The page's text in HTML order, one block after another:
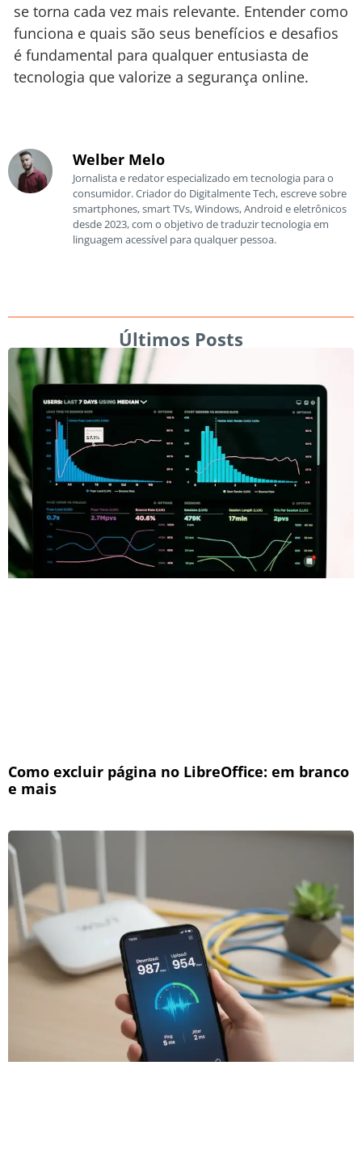
se torna cada vez mais relevante. Entender como
funciona e quais são seus benefícios e desafios
é fundamental para qualquer entusiasta de
tecnologia que valorize a segurança online.
Welber Melo
Jornalista e redator especializado em tecnologia para o
consumidor. Criador do Digitalmente Tech, escreve sobre
smartphones, smart TVs, Windows, Android e eletrônicos
desde 2023, com o objetivo de traduzir tecnologia em
linguagem acessível para qualquer pessoa.
Últimos Posts
Como excluir página no LibreOffice: em branco
e mais